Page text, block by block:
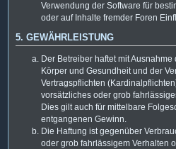
Verwendung der Software für
oder auf Inhalte fremder Foren
5. GEWÄHRLEISTUNG
Der Betreiber haftet mit Ausnahme
Körper und Gesundheit und der
Vertragspflichten
vorsätzliches oder grob
Dies gilt auch für mittelbare
entgangenen Gewinn.
Die Haftung ist gegenüber
oder grob fahrlässigem Verhalten